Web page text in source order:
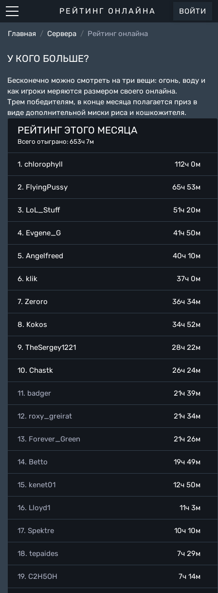
РЕЙТИНГ ОНЛАЙНА ВОЙТИ
Главная Сервера Рейтинг онлайна
У КОГО БОЛЬШЕ?
Бесконечно можно смотреть на три вещи: огонь, воду и
как игроки меряются размером своего онлайна.
Трем победителям, в конце месяца полагается приз в
виде дополнительной миски риса и кошкожителя.
РЕЙТИНГ ЭТОГО МЕСЯЦА
Всего отыграно: 653ч 7м
1. chlorophyll 112ч 0м
2. FlyingPussy 65ч 53м
3. LoL_Stuff 51ч 20м
4. Evgene_G 41ч 50м
5. Angelfreed 40ч 10м
6. klik 37ч 0м
7. Zeroro 36ч 34м
8. Kokos 34ч 52м
9. TheSergey1221 28ч 22м
10. Chastk 26ч 24м
11. badger 21ч 39м
12. roxy_greirat 21ч 34м
13. Forever_Green 21ч 26м
14. Betto 19ч 49м
15. kenet01 12ч 50м
16. Lloyd1 11ч 3м
17. Spektre 10ч 10м
18. tepaides 7ч 29м
19. C2H5OH 7ч 14м